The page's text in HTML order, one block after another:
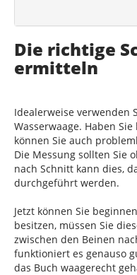
Die richtige
ermitteln
Idealerweise verwenden
Wasserwaage. Haben
können Sie auch
Die Messung sollten Sie
nach Schnitt kann dies,
durchgeführt werden.
Jetzt können Sie
besitzen, müssen Sie
zwischen den Beinen
funktioniert es genauso
das Buch waagerecht